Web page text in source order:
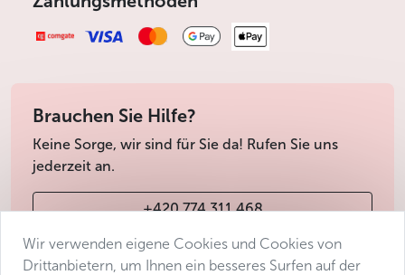
Kontaktformular
Prager Verkehrsgesellschaft (Dopravní podnik hlavního
Weniger
Brauchen Sie Hilfe?
Keine Sorge, wir sind für Sie da! Rufen Sie uns
jederzeit an.
+420 774 311 468
info@avantgarde-prague.cz
Wir verwenden eigene Cookies und Cookies von
Drittanbietern, um Ihnen ein besseres Surfen auf der